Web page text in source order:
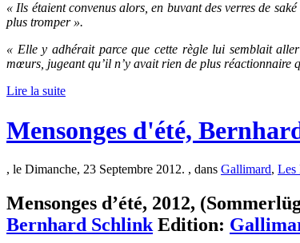
« Ils étaient convenus alors, en buvant des verres de
plus tromper ».
« Elle y adhérait parce que cette règle lui semblait
mœurs, jugeant qu’il n’y avait rien de plus réactionnaire
Lire la suite
Mensonges d'été,
, le Dimanche, 23 Septembre 2012. , dans Gallimard, Les
Mensonges d’été, 2012,
Bernhard Schlink Edition: